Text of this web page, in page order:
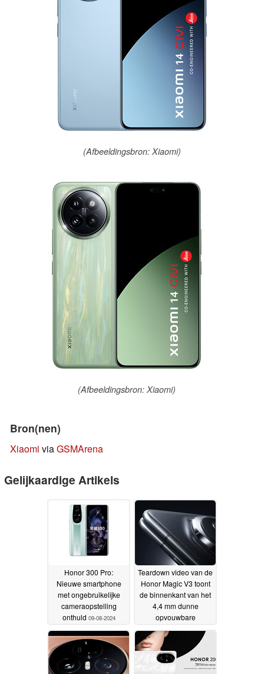
(Afbeeldingsbron: Xiaomi)
(Afbeeldingsbron: Xiaomi)
Bron(nen)
Xiaomi viaGSMArena
Gelijkaardige Artikels
Honor 300 Pro:
Nieuwe smartphone
met ongebruikelijke
cameraopstelling
onthuld 09-08-2024
Teardown video van de
Honor Magic V3 toont
de binnenkant van het
4,4 mm dunne
opvouwbare
20-07-2024